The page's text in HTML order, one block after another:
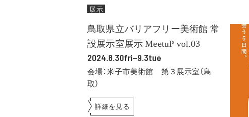
展示
鳥取県立バリアフリー美術館 常
設展示室展示 MeetuP vol.03
2024.8.30fri–9.3tue
会場：米子市美術館 第３展示室（鳥
取）
詳細を見る